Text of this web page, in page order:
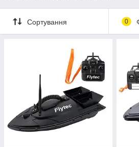
Сортування 0